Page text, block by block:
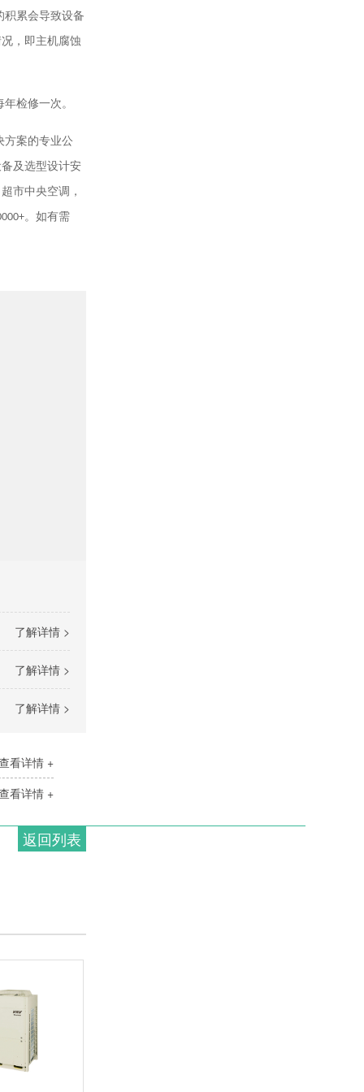
积累会导致设备
，即主机腐蚀
检修一次。
方案的专业公
及选型设计安
市中央空调，
。如有需
了解详情 >
了解详情 >
了解详情 >
看详情 +
看详情 +
返回列表